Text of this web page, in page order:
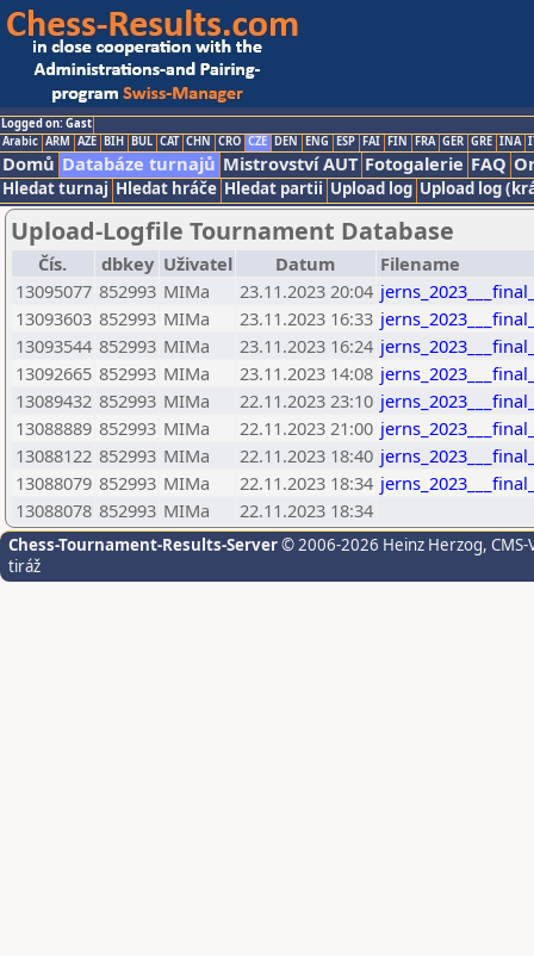
Logged on: Gast
Arabic ARM AZE BIH BUL CAT CHN CRO CZE DEN ENG ESP FAI FIN FRA GER GRE INA
Domů Databáze turnajů Mistrovství AUT Fotogalerie FAQ
Hledat turnaj Hledat hráče Hledat partii Upload log Upload log
Upload-Logfile Tournament Database
Čís. dbkey Uživatel Datum
Filename
13095077 852993 MIMa 23.11.2023 20:04
13093603 852993 MIMa 23.11.2023 16:33
13093544 852993 MIMa 23.11.2023 16:24
13092665 852993 MIMa 23.11.2023 14:08
13089432 852993 MIMa 22.11.2023 23:10
13088889 852993 MIMa 22.11.2023 21:00
13088122 852993 MIMa 22.11.2023 18:40
13088079 852993 MIMa 22.11.2023 18:34
13088078 852993 MIMa 22.11.2023 18:34
Chess-Tournament-Results-Server© 2006-2026 Heinz Herzog,
tiráž